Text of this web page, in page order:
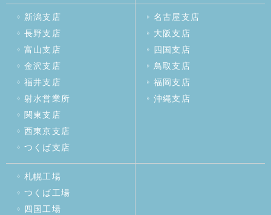
新潟支店
長野支店
富山支店
金沢支店
福井支店
射水営業所
関東支店
西東京支店
つくば支店
名古屋支店
大阪支店
四国支店
鳥取支店
福岡支店
沖縄支店
札幌工場
つくば工場
四国工場